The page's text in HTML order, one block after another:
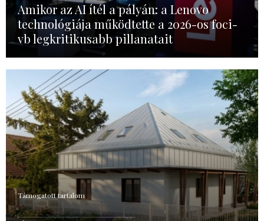
Amikor az AI ítél a pályán: a Lenovo
technológiája működtette a 2026-os foci-
vb legkritikusabb pillanatait
Támogatott tartalom